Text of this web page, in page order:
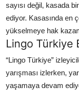
sayısı değil, kasada
ediyor. Kasasında en
yükselmeye hak
Lingo Türkiye
“Lingo Türkiye”
yarışması izlerken,
yaşamaya devam